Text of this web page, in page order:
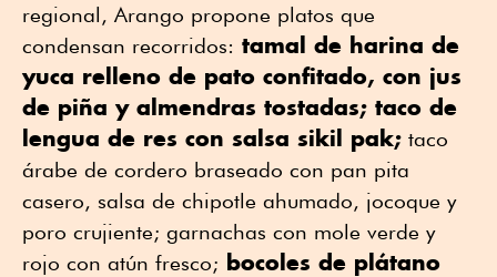
regional, Arango propone platos que
condensan recorridos: tamal de harina de
yuca relleno de pato confitado, con jus
de piña y almendras tostadas; taco de
lengua de res con salsa sikil pak; taco
árabe de cordero braseado con pan pita
casero, salsa de chipotle ahumado, jocoque y
poro crujiente; garnachas con mole verde y
rojo con atún fresco; bocoles de plátano